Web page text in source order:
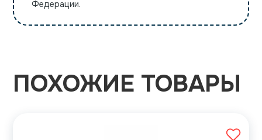
Федерации.
ПОХОЖИЕ ТОВАРЫ